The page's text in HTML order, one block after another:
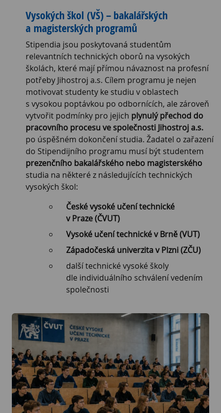
Vysokých škol (VŠ) – bakalářských
a magisterských programů
Stipendia jsou poskytovaná studentům
relevantních technických oborů na vysokých
školách, které mají přímou návaznost na profesní
potřeby Jihostroj a.s. Cílem programu je nejen
motivovat studenty ke studiu v oblastech
s vysokou poptávkou po odbornících, ale zároveň
vytvořit podmínky pro jejich plynulý přechod do
pracovního procesu ve společnosti Jihostroj a.s.
po úspěšném dokončení studia. Žadatel o zařazení
do Stipendijního programu musí být studentem
prezenčního bakalářského nebo magisterského
studia na některé z následujících technických
vysokých škol:
České vysoké učení technické
v Praze (ČVUT)
Vysoké učení technické v Brně (VUT)
Západočeská univerzita v Plzni (ZČU)
další technické vysoké školy
dle individuálního schválení vedením
společnosti